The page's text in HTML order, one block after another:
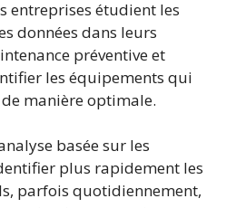
entreprises étudient les
données dans leurs
préventive et
les équipements qui
manière optimale.
basée sur les
plus rapidement les
parfois quotidiennement,